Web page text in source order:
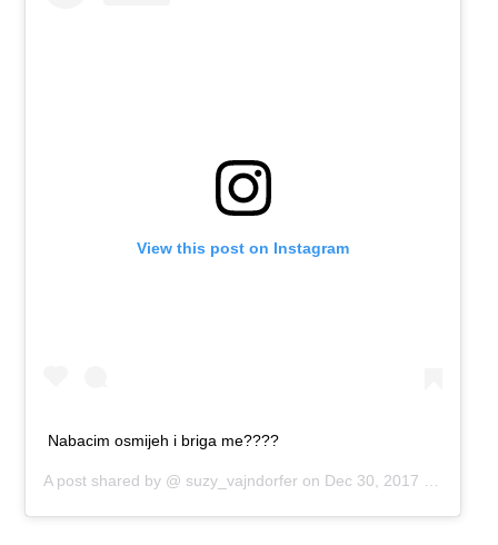
View this post on Instagram
Nabacim osmijeh i briga me????
A post shared by @ suzy_vajndorfer on Dec 30, 2017 at 2:32am PST